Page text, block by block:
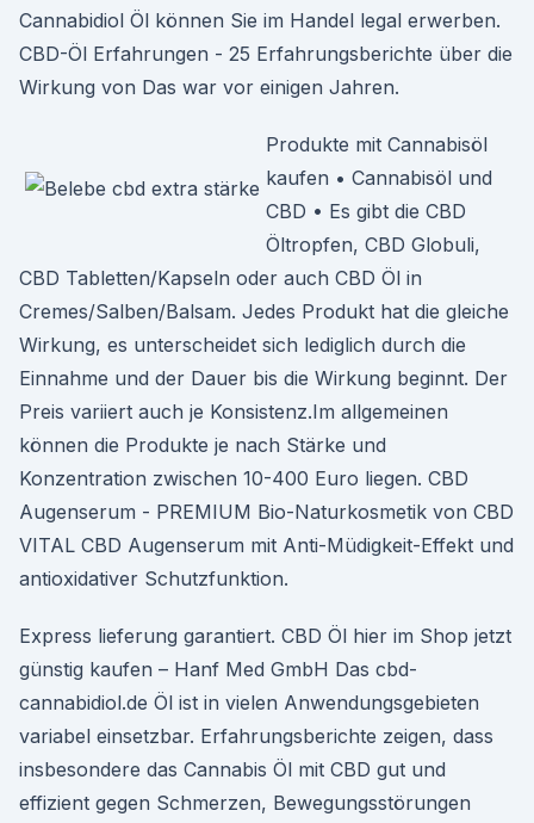
Cannabidiol Öl können Sie im Handel legal erwerben.
CBD-Öl Erfahrungen - 25 Erfahrungsberichte über die
Wirkung von Das war vor einigen Jahren.
Produkte mit Cannabisöl
kaufen • Cannabisöl und
CBD • Es gibt die CBD
Öltropfen, CBD Globuli,
CBD Tabletten/Kapseln oder auch CBD Öl in
Cremes/Salben/Balsam. Jedes Produkt hat die gleiche
Wirkung, es unterscheidet sich lediglich durch die
Einnahme und der Dauer bis die Wirkung beginnt. Der
Preis variiert auch je Konsistenz.Im allgemeinen
können die Produkte je nach Stärke und
Konzentration zwischen 10-400 Euro liegen. CBD
Augenserum - PREMIUM Bio-Naturkosmetik von CBD
VITAL CBD Augenserum mit Anti-Müdigkeit-Effekt und
antioxidativer Schutzfunktion.
Express lieferung garantiert. CBD Öl hier im Shop jetzt
günstig kaufen – Hanf Med GmbH Das cbd-
cannabidiol.de Öl ist in vielen Anwendungsgebieten
variabel einsetzbar. Erfahrungsberichte zeigen, dass
insbesondere das Cannabis Öl mit CBD gut und
effizient gegen Schmerzen, Bewegungsstörungen